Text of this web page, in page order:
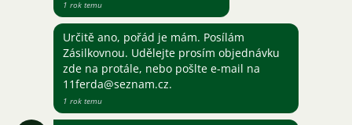
1 rok temu
Určitě ano, pořád je mám. Posílám
Zásilkovnou. Udělejte prosím objednávku
zde na protále, nebo pošlte e-mail na
11ferda@seznam.cz.
1 rok temu